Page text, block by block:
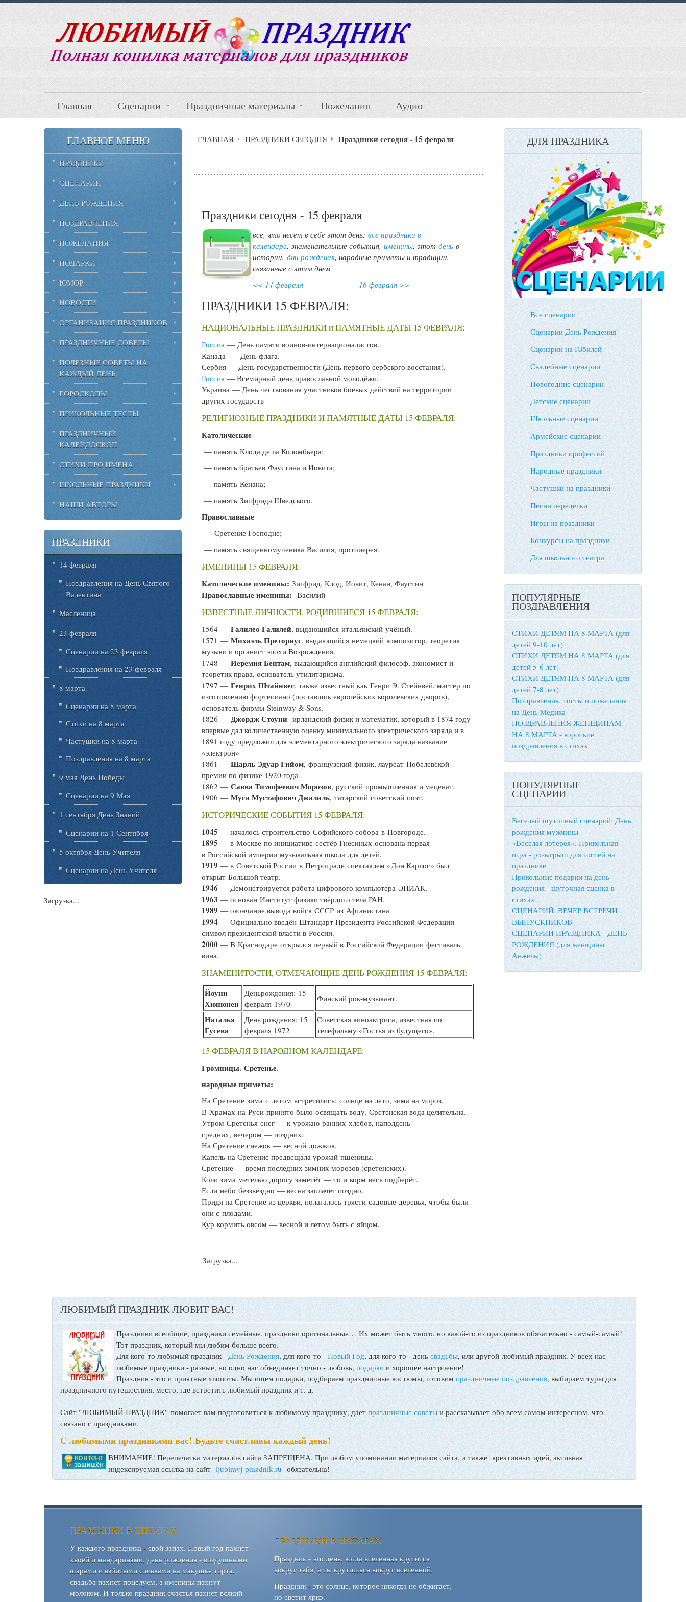
Главная Сценарии Праздничные материалы Пожелания Аудио
ГЛАВНАЯ ПРАЗДНИКИ СЕГОДНЯ Праздники сегодня - 15 февраля
Праздники сегодня - 15 февраля
все, что несет в себе этот день:все праздники в
календаре,знаменательные события,именины, этотдень в
истории,дни рождения, народные приметы и традиции,
связанные с этим днем
<< 14 февраля
16 февраля >>
ПРАЗДНИКИ 15 ФЕВРАЛЯ:
НАЦИОНАЛЬНЫЕ ПРАЗДНИКИ и ПАМЯТНЫЕ ДАТЫ 15 ФЕВРАЛЯ:
Россия — День памяти воинов-интернационалистов.
Канада — День флага.
Сербия — День государственности (День первого сербского восстания).
Россия — Всемирный день православной молодёжи.
Украина — День чествования участников боевых действий на территории
других государств
РЕЛИГИОЗНЫЕ ПРАЗДНИКИ И ПАМЯТНЫЕ ДАТЫ 15 ФЕВРАЛЯ:
Католические
— память Клода де ла Коломбьера;
— память братьев Фаустина и Иовита;
— память Кенана;
— память Зигфрида Шведского.
Православные
— Сретение Господне;
— память священномученика Василия, протоиерея.
ИМЕНИНЫ 15 ФЕВРАЛЯ:
Католические именины: Зигфрид, Клод, Иовит, Кенан, Фаустин
Православные именины: Василий
ИЗВЕСТНЫЕ ЛИЧНОСТИ, РОДИВШИЕСЯ 15 ФЕВРАЛЯ:
1564 —Галилео Галилей, выдающийся итальянский учёный.
1571 —Михаэль Преториус, выдающийся немецкий композитор, теоретик
музыки и органист эпохи Возрождения.
1748 —Иеремия Бентам, выдающийся английский философ, экономист и
теоретик права, основатель утилитаризма.
1797 —Генрих Штайнвег, также известный как Генри Э. Стейнвей, мастер по
изготовлению фортепиано (поставщик европейских королевских дворов),
основатель фирмы Steinway & Sons.
1826 —Джордж Стоуни ирландский физик и математик, который в 1874 году
впервые дал количественную оценку минимального электрического заряда и в
1891 году предложил для элементарного электрического заряда название
«электрон»
1861 —Шарль Эдуар Гийом, французский физик, лауреат Нобелевской
премии по физике 1920 года.
1862 —Савва Тимофеевич Морозов, русский промышленник и меценат.
1906 —Муса Мустафович Джалиль, татарский советский поэт.
ИСТОРИЧЕСКИЕ СОБЫТИЯ 15 ФЕВРАЛЯ:
1045 — началось строительство Софийского собора в Новгороде.
1895 — в Москве по инициативе сестёр Гнесиных основана первая
в Российской империи музыкальная школа для детей.
1919 — в Советской России в Петрограде спектаклем «Дон Карлос» был
открыт Большой театр.
1946 — Демонстрируется работа цифрового компьютера ЭНИАК.
1963 — основан Институт физики твёрдого тела РАН.
1989 — окончание вывода войск СССР из Афганистана
1994 — Официально введён Штандарт Президента Российской Федерации —
символ президентской власти в России.
2000 — В Краснодаре открылся первый в Российской Федерации фестиваль
вина.
ЗНАМЕНИТОСТИ, ОТМЕЧАЮЩИЕ ДЕНЬ РОЖДЕНИЯ 15 ФЕВРАЛЯ:
Йоуни
Хюнюнен
Деньрождения: 15
февраля 1970
Финский рок-музыкант.
Наталья
Гусева
День рождения: 15
февраля 1972
Советская киноактриса, известная по
телефильму «Гостья из будущего».
15 ФЕВРАЛЯ В НАРОДНОМ КАЛЕНДАРЕ:
Громницы. Сретенье.
народные приметы:
На Сретение зима с летом встретились: солнце на лето, зима на мороз.
В Храмах на Руси принято было освящать воду. Сретенская вода целительна.
Утром Сретенья снег — к урожаю ранних хлебов, наполдень —
средних, вечером — поздних.
На Сретение снежок — весной дожжок.
Капель на Сретение предвещала урожай пшеницы.
Сретение — время последних зимних морозов (сретенских).
Коли зима метелью дорогу заметёт — то и корм весь подберёт.
Если небо беззвёздно — весна заплачет поздно.
Придя на Сретение из церкви, полагалось трясти садовые деревья, чтобы были
они с плодами.
Кур кормить овсом — весной и летом быть с яйцом.
Загрузка...
ГЛАВНОЕ МЕНЮ
ПРАЗДНИКИ
СЦЕНАРИИ
ДЕНЬ РОЖДЕНИЯ
ПОЗДРАВЛЕНИЯ
ПОЖЕЛАНИЯ
ПОДАРКИ
ЮМОР
НОВОСТИ
ОРГАНИЗАЦИЯ ПРАЗДНИКОВ
ПРАЗДНИЧНЫЕ СОВЕТЫ
ПОЛЕЗНЫЕ СОВЕТЫ НА
КАЖДЫЙ ДЕНЬ
ГОРОСКОПЫ
ПРИКОЛЬНЫЕ ТЕСТЫ
ПРАЗДНИЧНЫЙ
КАЛЕЙДОСКОП
СТИХИ ПРО ИМЕНА
ШКОЛЬНЫЕ ПРАЗДНИКИ
НАШИ АВТОРЫ
ПРАЗДНИКИ
14 февраля
Поздравления на День Святого
Валентина
Масленица
23 февраля
Сценарии на 23 февраля
Поздравления на 23 февраля
8 марта
Сценарии на 8 марта
Стихи на 8 марта
Частушки на 8 марта
Поздравления на 8 марта
9 мая День Победы
Сценарии на 9 Мая
1 сентября День Знаний
Сценарии на 1 Сентября
5 октября День Учителя
Сценарии на День Учителя
Загрузка...
ДЛЯ ПРАЗДНИКА
Все сценарии
Сценарии День Рождения
Сценарии на Юбилей
Свадебные сценарии
Новогодние сценарии
Детские сценарии
Школьные сценарии
Армейские сценарии
Праздники профессий
Народные праздники
Частушки на праздники
Песни переделки
Игры на праздники
Конкурсы на праздники
Для школьного театра
ПОПУЛЯРНЫЕ
ПОЗДРАВЛЕНИЯ
СТИХИ ДЕТЯМ НА 8 МАРТА (для
детей 9-10 лет)
СТИХИ ДЕТЯМ НА 8 МАРТА (для
детей 5-6 лет)
СТИХИ ДЕТЯМ НА 8 МАРТА (для
детей 7-8 лет)
Поздравления, тосты и пожелания
на День Медика
ПОЗДРАВЛЕНИЯ ЖЕНЩИНАМ
НА 8 МАРТА - короткие
поздравления в стихах
ПОПУЛЯРНЫЕ
СЦЕНАРИИ
Веселый шуточный сценарий: День
рождения мужчины
«Веселая лотерея». Прикольная
игра - розыгрыш для гостей на
празднике
Прикольные подарки на день
рождения - шуточная сценка в
стихах
СЦЕНАРИЙ: ВЕЧЕР ВСТРЕЧИ
ВЫПУСКНИКОВ
СЦЕНАРИЙ ПРАЗДНИКА - ДЕНЬ
РОЖДЕНИЯ (для женщины
Анжелы)
ЛЮБИМЫЙ ПРАЗДНИК ЛЮБИТ ВАС!
Праздники всеобщие, праздники семейные, праздники оригинальные… Их может быть много, но какой-то из праздников обязательно - самый-самый!
Тот праздник, который мы любим больше всего.
Для кого-то любимый праздник -День Рождения, для кого-то - Новый Год, для кого-то - день свадьбы, или другой любимый праздник. У всех нас
любимые праздники - разные, но одно нас объединяет точно - любовь, подарки и хорошее настроение!
Праздник - это и приятные хлопоты. Мы ищем подарки, подбираем праздничные костюмы, готовим праздничные поздравления, выбираем туры для
праздничного путешествия, место, где встретить любимый праздник и т. д.
Сайт "ЛЮБИМЫЙ ПРАЗДНИК" помогает вам подготовиться к любимому празднику, даетпраздничные советыи рассказывает обо всем самом интересном, что
связано с праздниками.
С любимыми праздниками вас! Будьте счастливы каждый день!
ВНИМАНИЕ! Перепечатка материалов сайта ЗАПРЕЩЕНА. При любом упоминании материалов сайта, а также креативных идей, активная
индексируемая ссылка на сайт ljubimyj-prazdnik.ru обязательна!
ПРАЗДНИКИ В ЦИТАТАХ
У каждого праздника - свой запах. Новый год пахнет
хвоей и мандаринами, день рождения - воздушными
шарами и взбитыми сливками на макушке торта,
свадьба пахнет поцелуем, а именины пахнут
молоком. И только праздник счастья пахнет всякий
ПРАЗДНИКИ В ЦИТАТАХ
Праздник - это день, когда вселенная крутится
вокруг тебя, а ты крутишься вокруг вселенной.
Праздник - это солнце, которое никогда не обжигает,
но светит ярко.